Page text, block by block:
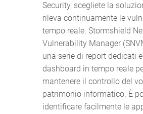
Security, scegliete la
rileva continuamente le
tempo reale. Stormshield
Vulnerability Manager
una serie di report dedicati
dashboard in tempo reale
mantenere il controllo del
patrimonio informatico. È
identificare facilmente le